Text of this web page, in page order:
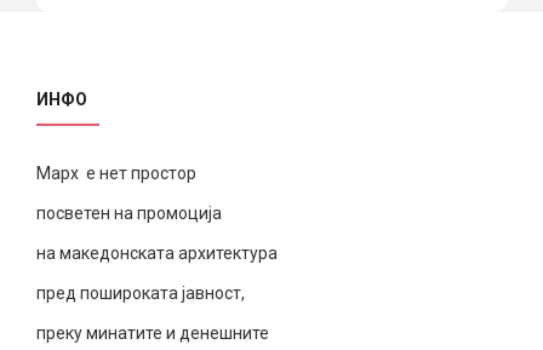
ИНФО
Марх е нет простор
посветен на промоција
на македонската архитектура
пред пошироката јавност,
преку минатите и денешните